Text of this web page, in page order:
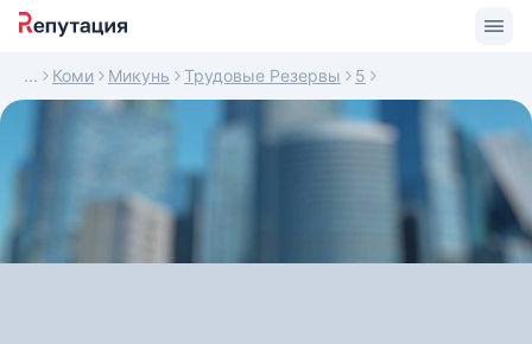
Коми Микунь Трудовые Резервы 5